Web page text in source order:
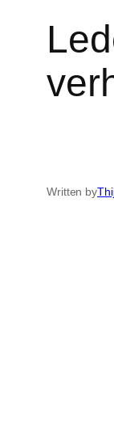
Written by